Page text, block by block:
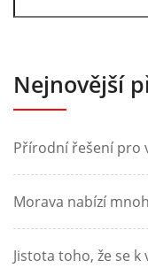
Nejnovější
Přírodní řešení pro
Morava nabízí
Jistota toho, že se